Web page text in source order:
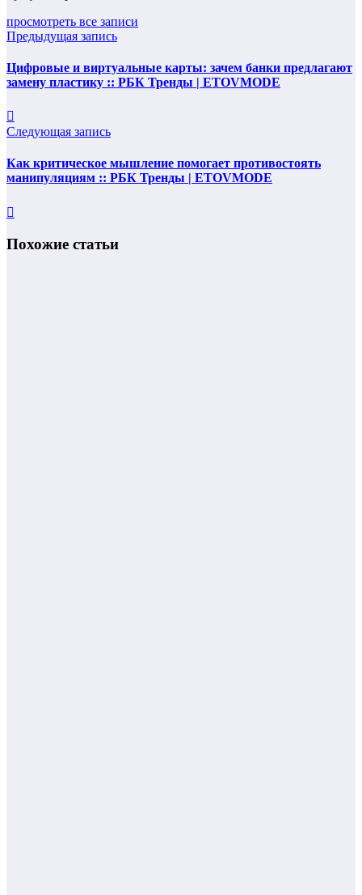
просмотреть все записи
Предыдущая запись
Цифровые и виртуальные карты: зачем банки предлагают
замену пластику :: РБК Тренды | ETOVMODE
Следующая запись
Как критическое мышление помогает противостоять
манипуляциям :: РБК Тренды | ETOVMODE
Похожие статьи